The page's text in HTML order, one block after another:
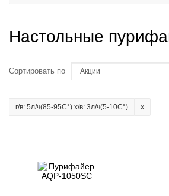
Настольные
Сортировать по
г/в: 5л/ч(85-95C°) х/в: 3л/ч(5-10C°)